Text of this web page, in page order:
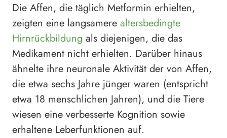
Die Affen, die täglich Metformin erhielten,
zeigten eine langsamere altersbedingte
Hirnrückbildung als diejenigen, die das
Medikament nicht erhielten. Darüber hinaus
ähnelte ihre neuronale Aktivität der von Affen,
die etwa sechs Jahre jünger waren (entspricht
etwa 18 menschlichen Jahren), und die Tiere
wiesen eine verbesserte Kognition sowie
erhaltene Leberfunktionen auf.